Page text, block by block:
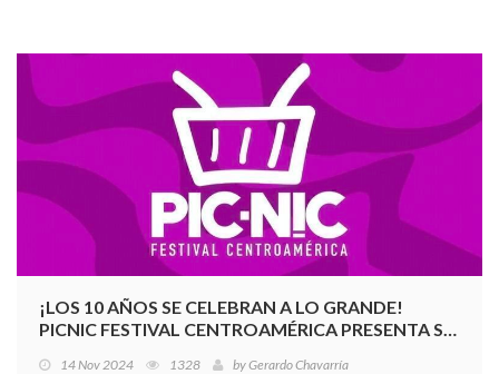
¡LOS 10 AÑOS SE CELEBRAN A LO GRANDE!
PICNIC FESTIVAL CENTROAMÉRICA PRESENTA SU
14 Nov 2024 1328 byGerardo Chavarría